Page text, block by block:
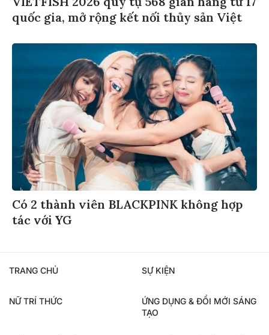
quốc gia, mở rộng kết nối thủy sản Việt
Có 2 thành viên BLACKPINK không hợp
tác với YG
TRANG CHỦ SỰ KIỆN
NỮ TRÍ THỨC
ỨNG DỤNG & ĐỔI MỚI SÁNG
TẠO